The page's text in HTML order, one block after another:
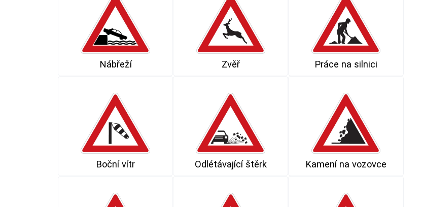
Nábřeží Zvěř Práce na silnici
Boční vítr Odlétávající štěrk Kamení na vozovce